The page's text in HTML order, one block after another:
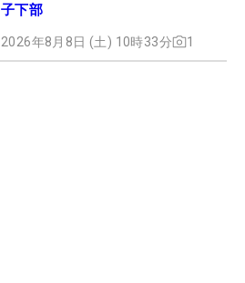
子下部
2026年8月8日 (土) 10時33分 1